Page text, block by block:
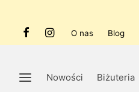
O nas Blog
Nowości Biżuteria